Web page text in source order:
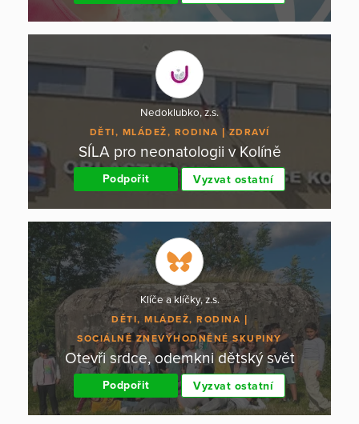
Nedoklubko, z.s.
DĚTI, MLÁDEŽ, RODINA ZDRAVÍ
SÍLA pro neonatologii v Kolíně
Podpořit Vyzvat ostatní
Klíče a klíčky, z.s.
DĚTI, MLÁDEŽ, RODINA
SOCIÁLNĚ ZNEVÝHODNĚNÉ SKUPINY
Otevři srdce, odemkni dětský svět
Podpořit Vyzvat ostatní